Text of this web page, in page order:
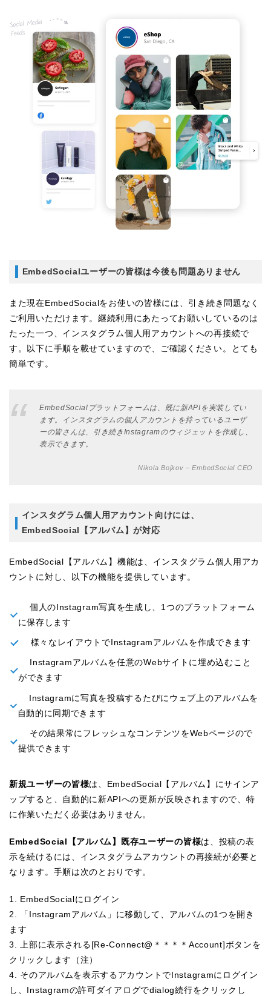
EmbedSocialユーザーの皆様は今後も問題ありません
また現在EmbedSocialをお使いの皆様には、引き続き問題なく
ご利用いただけます。継続利用にあたってお願いしているのは
たった一つ、インスタグラム個人用アカウントへの再接続で
す。以下に手順を載せていますので、ご確認ください。とても
簡単です。
EmbedSocialプラットフォームは、既に新APIを実装してい
ます。インスタグラムの個人アカウントを持っているユーザ
ーの皆さんは、引き続きInstagramのウィジェットを作成し、
表示できます。
Nikola Bojkov – EmbedSocial CEO
インスタグラム個人用アカウント向けには、
EmbedSocial【アルバム】が対応
EmbedSocial【アルバム】機能は、インスタグラム個人用アカ
ウントに対し、以下の機能を提供しています。
個人のInstagram写真を生成し、1つのプラットフォーム
に保存します
様々なレイアウトでInstagramアルバムを作成できます
Instagramアルバムを任意のWebサイトに埋め込むこと
ができます
Instagramに写真を投稿するたびにウェブ上のアルバムを
自動的に同期できます
その結果常にフレッシュなコンテンツをWebページので
提供できます
新規ユーザーの皆様は、EmbedSocial【アルバム】にサインア
ップすると、自動的に新APIへの更新が反映されますので、特
に作業いただく必要はありません。
EmbedSocial【アルバム】既存ユーザーの皆様は、投稿の表
示を続けるには、インスタグラムアカウントの再接続が必要と
なります。手順は次のとおりです。
1. EmbedSocialにログイン
2. 「Instagramアルバム」に移動して、アルバムの1つを開き
ます
3. 上部に表示される[Re-Connect@＊＊＊＊Account]ボタンを
クリックします（注）
4. そのアルバムを表示するアカウントでInstagramにログイン
し、Instagramの許可ダイアログでdialog続行をクリックし